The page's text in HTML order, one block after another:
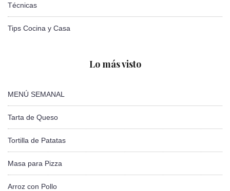
Técnicas
Tips Cocina y Casa
Lo más visto
MENÚ SEMANAL
Tarta de Queso
Tortilla de Patatas
Masa para Pizza
Arroz con Pollo